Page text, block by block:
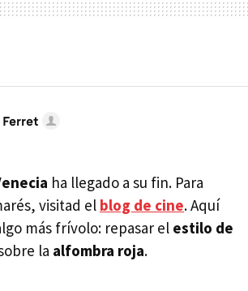
ha llegado a su fin. Para
visitad el blog de cine. Aquí
más frívolo: repasar el estilo de
la alfombra roja.